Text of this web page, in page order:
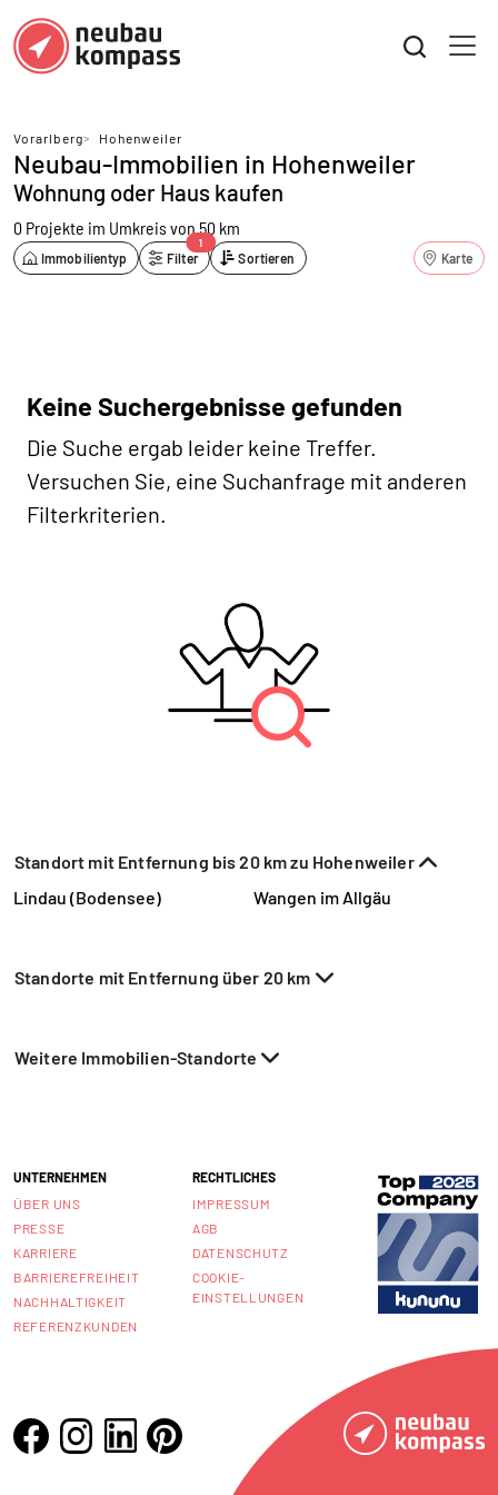
Vorarlberg> Hohenweiler
Neubau-Immobilien in Hohenweiler
Wohnung oder Haus kaufen
0 Projekte im Umkreis von 50 km
Immobilientyp Filter
1
Sortieren Karte
Keine Suchergebnisse gefunden
Die Suche ergab leider keine Treffer.
Versuchen Sie, eine Suchanfrage mit anderen
Filterkriterien.
Standort mit Entfernung bis 20 km zu Hohenweiler
Lindau (Bodensee)
Wangen im Allgäu
Standorte mit Entfernung über 20 km
Weitere Immobilien-Standorte
UNTERNEHMEN
ÜBER UNS
PRESSE
KARRIERE
BARRIEREFREIHEIT
NACHHALTIGKEIT
REFERENZKUNDEN
RECHTLICHES
IMPRESSUM
AGB
DATENSCHUTZ
COOKIE-
EINSTELLUNGEN